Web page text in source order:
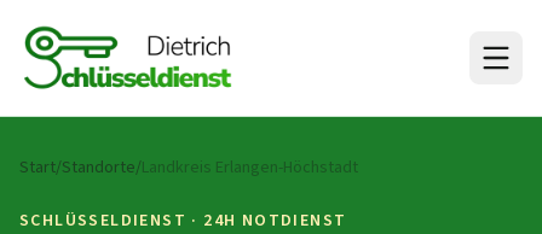
Start/Standorte/Landkreis Erlangen-Höchstadt
SCHLÜSSELDIENST · 24H NOTDIENST